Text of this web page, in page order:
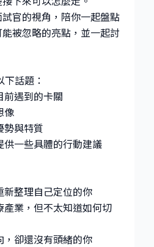
官的視角，陪你一起盤點
被忽略的亮點，並一起討
話題：
前遇到的卡關
像
勢與特質
一些具體的行動建議
整理自己定位的你
業，但不太知道如何切
卻還沒有頭緒的你